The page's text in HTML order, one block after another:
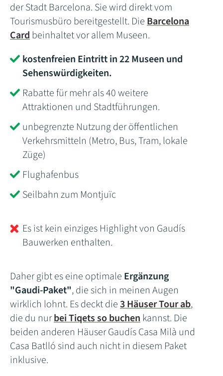
der Stadt Barcelona. Sie wird direkt vom
Tourismusbüro bereitgestellt. DieBarcelona
Cardbeinhaltet vor allem Museen.
kostenfreien Eintritt in 22 Museen und
Sehenswürdigkeiten.
Rabatte für mehr als 40 weitere
Attraktionen und Stadtführungen.
unbegrenzte Nutzung der öffentlichen
Verkehrsmitteln (Metro, Bus, Tram, lokale
Züge)
Flughafenbus
Seilbahn zum Montjuïc
Es ist kein einziges Highlight von Gaudís
Bauwerken enthalten.
Daher gibt es eine optimale Ergänzung
"Gaudi-Paket", die sich in meinen Augen
wirklich lohnt. Es deckt die3 Häuser Tour ab,
die du nurbei Tiqets so buchenkannst. Die
beiden anderen Häuser Gaudís Casa Milà und
Casa Batlló sind auch nicht in diesem Paket
inklusive.